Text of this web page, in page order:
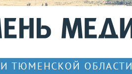
ТЮМЕНСКОЙ ОБЛАСТИ